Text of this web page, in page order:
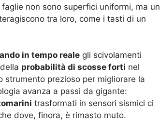
non sono superfici uniformi, ma un
tra loro, come i tasti di un
in tempo reale gli scivolamenti
probabilità di scosse forti nel
strumento prezioso per migliorare la
avanza a passi da gigante:
trasformati in sensori sismici ci
dove, finora, è rimasto muto.